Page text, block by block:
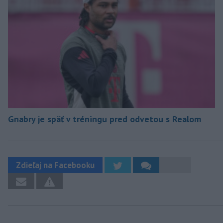
Gnabry je späť v tréningu pred odvetou s Realom
Zdieľaj na Facebooku